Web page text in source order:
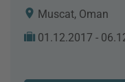
Muscat, Oman
01.12.2017 -